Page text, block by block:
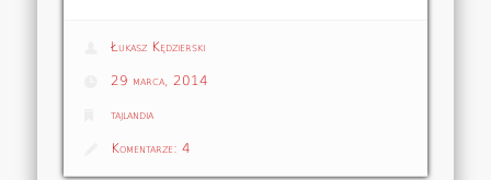
Łukasz Kędzierski
29 marca, 2014
tajlandia
Komentarze:4